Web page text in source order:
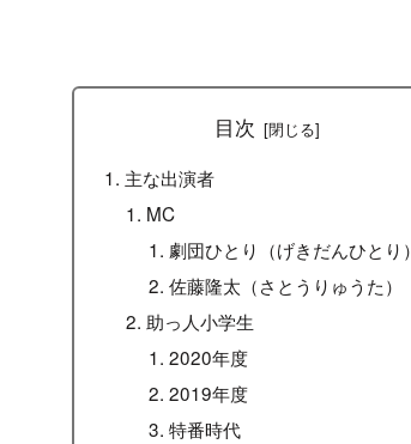
目次
主な出演者
MC
劇団ひとり（げきだんひとり）
佐藤隆太（さとうりゅうた）
助っ人小学生
2020年度
2019年度
特番時代